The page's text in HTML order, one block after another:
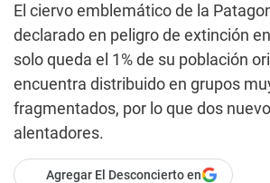
El ciervo emblemático de la
declarado en peligro de extinción
solo queda el 1% de su población
encuentra distribuido en grupos
fragmentados, por lo que dos
alentadores.
Agregar El Desconcierto en